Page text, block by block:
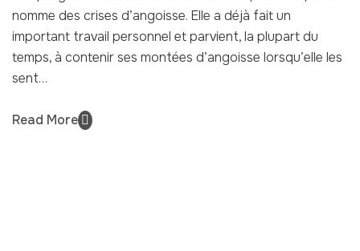
nomme des crises d’angoisse. Elle a déjà fait un
important travail personnel et parvient, la plupart du
temps, à contenir ses montées d’angoisse lorsqu’elle les
sent…
Read More